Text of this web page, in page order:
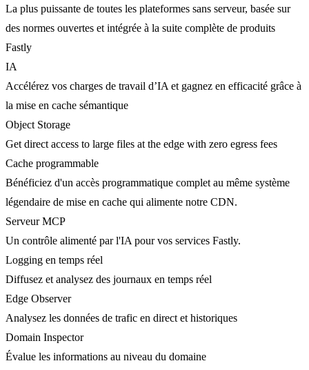
La plus puissante de toutes les plateformes sans serveur, basée sur
des normes ouvertes et intégrée à la suite complète de produits
Fastly
IA
Accélérez vos charges de travail d’IA et gagnez en efficacité grâce à
la mise en cache sémantique
Object Storage
Get direct access to large files at the edge with zero egress fees
Cache programmable
Bénéficiez d'un accès programmatique complet au même système
légendaire de mise en cache qui alimente notre CDN.
Serveur MCP
Un contrôle alimenté par l'IA pour vos services Fastly.
Logging en temps réel
Diffusez et analysez des journaux en temps réel
Edge Observer
Analysez les données de trafic en direct et historiques
Domain Inspector
Évalue les informations au niveau du domaine